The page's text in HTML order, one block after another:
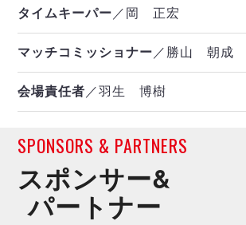
タイムキーパー ／岡 正宏
マッチコミッショナー ／勝山 朝成
会場責任者 ／羽生 博樹
SPONSORS & PARTNERS
スポンサー&
パートナー